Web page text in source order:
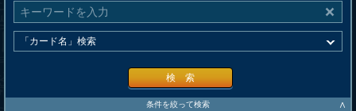
検 索
条件を絞って検索 ∧